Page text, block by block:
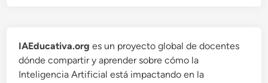
IAEducativa.org es un proyecto global de docentes
dónde compartir y aprender sobre cómo la
Inteligencia Artificial está impactando en la